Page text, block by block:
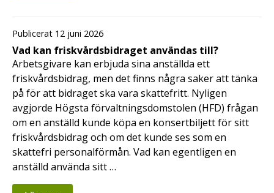
Publicerat 12 juni 2026
Vad kan friskvårdsbidraget användas till?
Arbetsgivare kan erbjuda sina anställda ett
friskvårdsbidrag, men det finns några saker att tänka
på för att bidraget ska vara skattefritt. Nyligen
avgjorde Högsta förvaltningsdomstolen (HFD) frågan
om en anställd kunde köpa en konsertbiljett för sitt
friskvårdsbidrag och om det kunde ses som en
skattefri personalförmån. Vad kan egentligen en
anställd använda sitt …